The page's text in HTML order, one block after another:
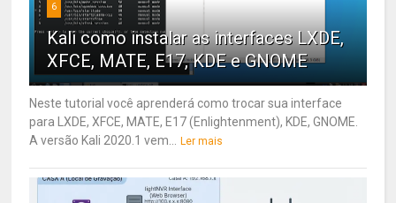
6
Kali como instalar as interfaces LXDE,
XFCE, MATE, E17, KDE e GNOME
Neste tutorial você aprenderá como trocar sua interface
para LXDE, XFCE, MATE, E17 (Enlightenment), KDE, GNOME.
A versão Kali 2020.1 vem...
Ler mais